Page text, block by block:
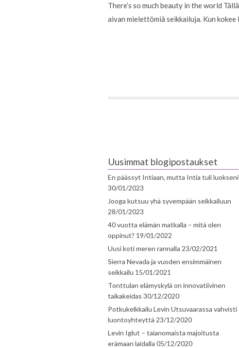
There’s so much beauty in the world
aivan mielettömiä seikkailuja. Kun
Uusimmat blogipostaukset
En päässyt Intiaan, mutta Intia tuli luokseni
30/01/2023
Jooga kutsuu yhä syvempään seikkailuun
28/01/2023
40 vuotta elämän matkalla – mitä olen
oppinut? 19/01/2022
Uusi koti meren rannalla 23/02/2021
Sierra Nevada ja vuoden ensimmäinen
seikkailu 15/01/2021
Tonttulan elämyskylä on innovatiivinen
taikakeidas 30/12/2020
Potkukelkkailu Levin Utsuvaarassa vahvisti
luontoyhteyttä 23/12/2020
Levin Iglut – taianomaista majoitusta
erämaan laidalla 05/12/2020